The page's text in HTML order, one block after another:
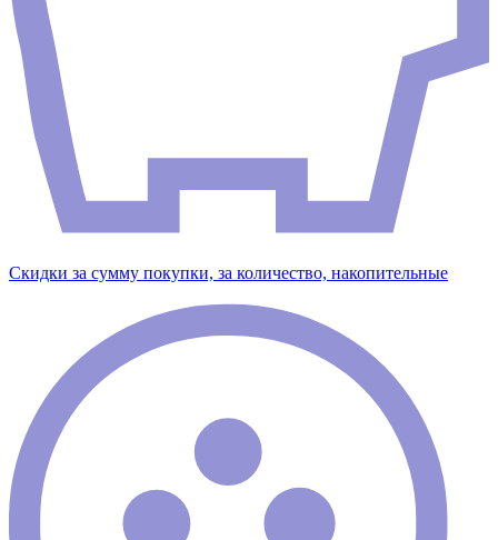
Скидки за сумму покупки, за количество, накопительные